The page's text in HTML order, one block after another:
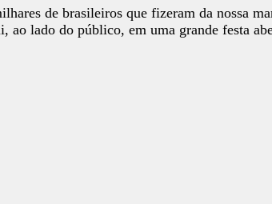
de brasileiros que fizeram da nossa
lado do público, em uma grande festa